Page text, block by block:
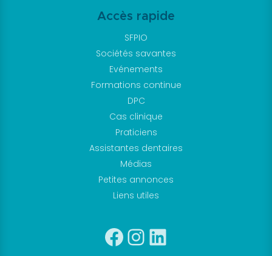
Accès rapide
SFPIO
Sociétés savantes
Evénements
Formations continue
DPC
Cas clinique
Praticiens
Assistantes dentaires
Médias
Petites annonces
Liens utiles
Facebook
Instagram